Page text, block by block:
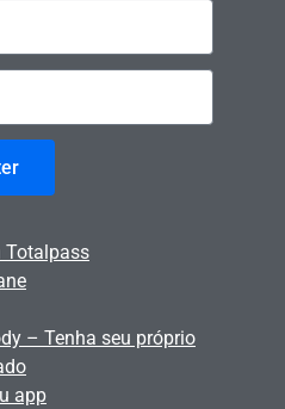
Totalpass
– Tenha seu próprio
app